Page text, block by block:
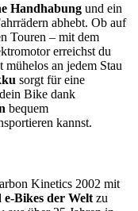
Handhabung und ein
abhebt. Ob auf
Touren – mit dem
erreichst du
an jedem Stau
sorgt für eine
Bike dank
bequem
kannst.
Kinetics 2002 mit
Bikes der Welt zu